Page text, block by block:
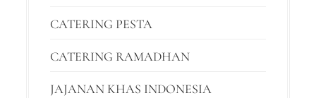
CATERING PESTA
CATERING RAMADHAN
JAJANAN KHAS INDONESIA